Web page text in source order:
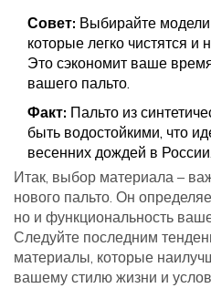
Совет: Выбирайте модели
которые легко чистятся и
Это сэкономит ваше
вашего пальто.
Факт: Пальто из
быть водостойкими, что
весенних дождей в России.
Итак, выбор материала –
нового пальто. Он
но и функциональность
Следуйте последним
материалы, которые
вашему стилю жизни и